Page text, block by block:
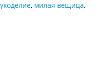
, милая вещица,